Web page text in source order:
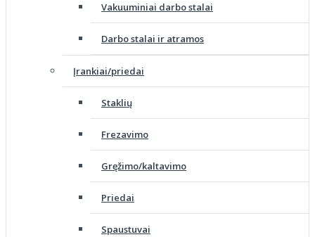
Vakuuminiai darbo stalai
Darbo stalai ir atramos
Įrankiai/priedai
Staklių
Frezavimo
Gręžimo/kaltavimo
Priedai
Spaustuvai